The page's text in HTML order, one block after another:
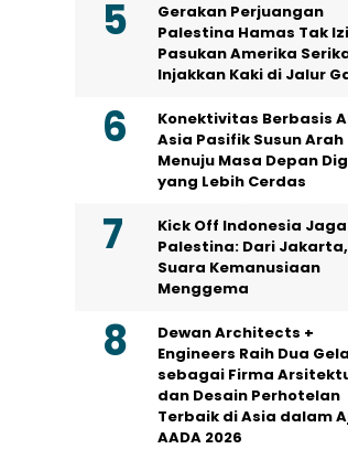
Gerakan Perjuangan
Palestina Hamas Tak
Pasukan Amerika
Injakkan Kaki di Jalur
Konektivitas Berbasis
Asia Pasifik Susun Arah
Menuju Masa Depan
yang Lebih Cerdas
Kick Off Indonesia Jaga
Palestina: Dari Jakarta,
Suara Kemanusiaan
Menggema
Dewan Architects +
Engineers Raih Dua
sebagai Firma
dan Desain Perhotelan
Terbaik di Asia dalam
AADA 2026